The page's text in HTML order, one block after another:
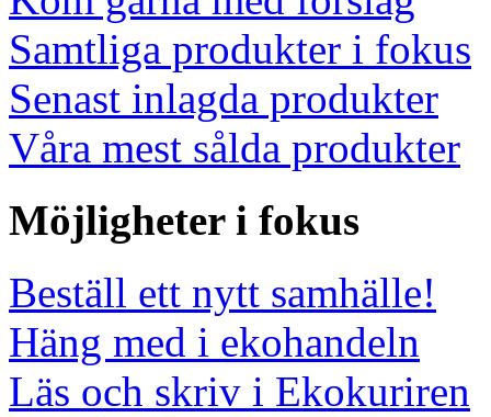
Samtliga produkter i fokus
Senast inlagda produkter
Våra mest sålda produkter
Möjligheter i fokus
Beställ ett nytt samhälle!
Häng med i ekohandeln
Läs och skriv i Ekokuriren